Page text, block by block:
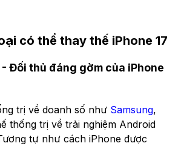
có thể thay thế iPhone 17
- Đối thủ đáng gờm của iPhone
trị về doanh số như Samsung,
thống trị về trải nghiệm Android
tự như cách iPhone được